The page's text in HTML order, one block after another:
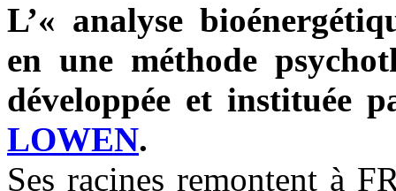
L’« analyse
en une méthode
développée et instituée
LOWEN.
Ses racines remontent à